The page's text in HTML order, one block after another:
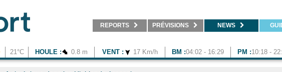
REPORTS PRÉVISIONS NEWS
21°C HOULE : 0.8 m VENT : 17 Km/h BM :04:02 - 16:29 PM :10:18 -